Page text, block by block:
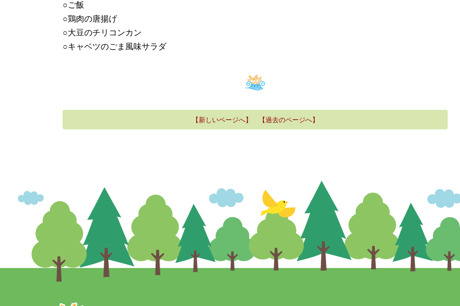
○ご飯
○鶏肉の唐揚げ
○大豆のチリコンカン
○キャベツのごま風味サラダ
【新しいページへ】 【過去のページへ】